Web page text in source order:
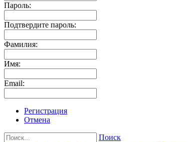
Пароль:
Подтвердите пароль:
Фамилия:
Имя:
Email:
Регистрация
Отмена
Поиск